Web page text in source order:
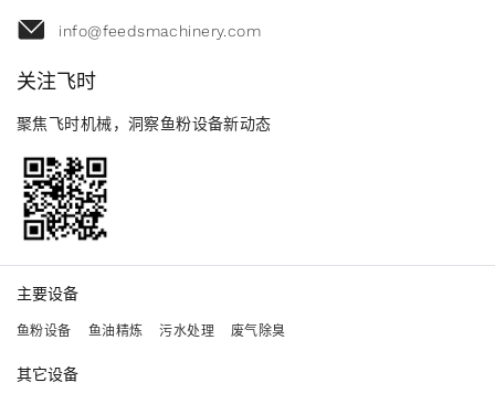
info@feedsmachinery.com
关注飞时
聚焦飞时机械，洞察鱼粉设备新动态
主要设备
鱼粉设备 鱼油精炼 污水处理 废气除臭
其它设备